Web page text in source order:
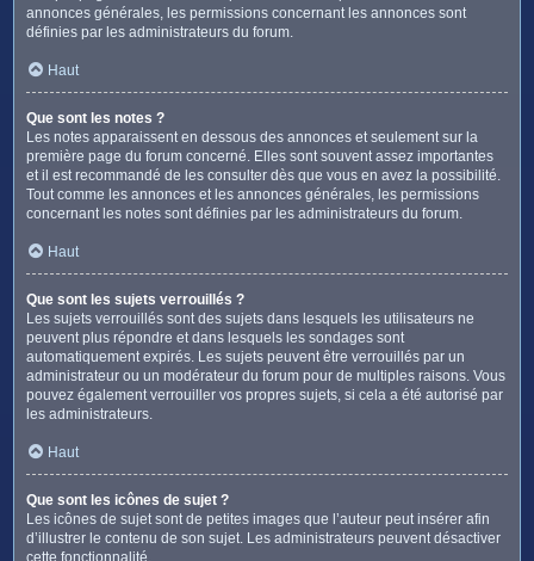
annonces générales, les permissions concernant les annonces sont
définies par les administrateurs du forum.
Haut
Que sont les notes ?
Les notes apparaissent en dessous des annonces et seulement sur la
première page du forum concerné. Elles sont souvent assez importantes
et il est recommandé de les consulter dès que vous en avez la possibilité.
Tout comme les annonces et les annonces générales, les permissions
concernant les notes sont définies par les administrateurs du forum.
Haut
Que sont les sujets verrouillés ?
Les sujets verrouillés sont des sujets dans lesquels les utilisateurs ne
peuvent plus répondre et dans lesquels les sondages sont
automatiquement expirés. Les sujets peuvent être verrouillés par un
administrateur ou un modérateur du forum pour de multiples raisons. Vous
pouvez également verrouiller vos propres sujets, si cela a été autorisé par
les administrateurs.
Haut
Que sont les icônes de sujet ?
Les icônes de sujet sont de petites images que l’auteur peut insérer afin
d’illustrer le contenu de son sujet. Les administrateurs peuvent désactiver
cette fonctionnalité.